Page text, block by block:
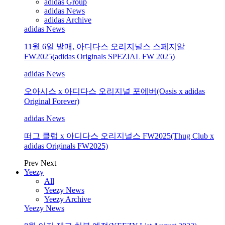
adidas Group
adidas News
adidas Archive
adidas News
11월 6일 발매, 아디다스 오리지널스 스페지알
FW2025(adidas Originals SPEZIAL FW 2025)
adidas News
오아시스 x 아디다스 오리지널 포에버(Oasis x adidas
Original Forever)
adidas News
떠그 클럽 x 아디다스 오리지널스 FW2025(Thug Club x
adidas Originals FW2025)
Prev Next
Yeezy
All
Yeezy News
Yeezy Archive
Yeezy News